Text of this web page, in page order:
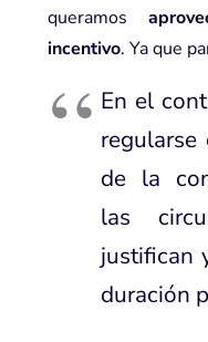
queramos
incentivo. Ya que
En el
regularse
de la
las
justifican
duración